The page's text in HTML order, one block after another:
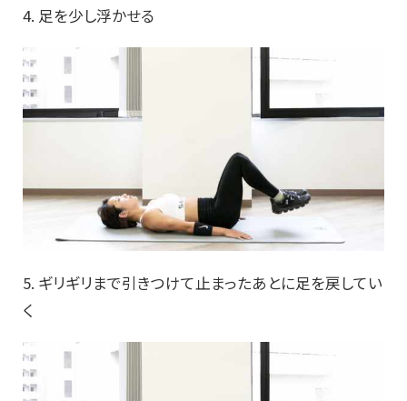
4. 足を少し浮かせる
5. ギリギリまで引きつけて止まったあとに足を戻してい
く